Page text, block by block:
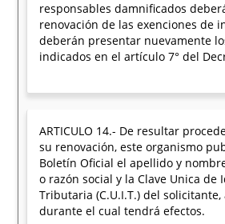
responsables damnificados
renovación de las exenciones de
deberán presentar nuevamente
indicados en el artículo 7° del
ARTICULO 14.- De resultar
su renovación, este organismo
Boletín Oficial el apellido y
o razón social y la Clave Unica de
Tributaria (C.U.I.T.) del
durante el cual tendrá efectos.